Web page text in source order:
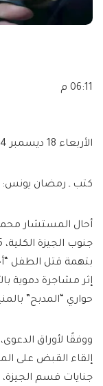
06:11 م
الأربعاء 18 ديسمبر 2024
كتب ـ رمضان يونس:
أحال المستشار
بتهمة قتل الطفل
إثر مشاجرة دموية
حواري “المدبح”
ووفقًا لأوراق